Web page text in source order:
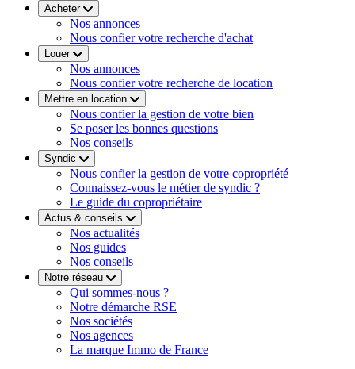
Acheter
Nos annonces
Nous confier votre recherche d'achat
Louer
Nos annonces
Nous confier votre recherche de location
Mettre en location
Nous confier la gestion de votre bien
Se poser les bonnes questions
Nos conseils
Syndic
Nous confier la gestion de votre copropriété
Connaissez-vous le métier de syndic ?
Le guide du copropriétaire
Actus & conseils
Nos actualités
Nos guides
Nos conseils
Notre réseau
Qui sommes-nous ?
Notre démarche RSE
Nos sociétés
Nos agences
La marque Immo de France